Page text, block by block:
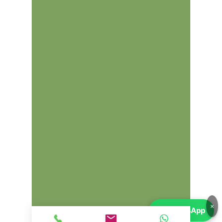
×
WhatsApp